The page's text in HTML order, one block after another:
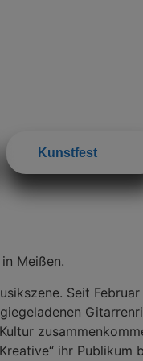
Kunstfest
Meißen.
Seit
ihr Publikum